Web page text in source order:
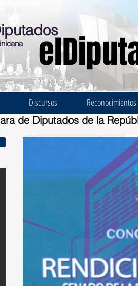
Discursos Reconocimientos
de Diputados de la